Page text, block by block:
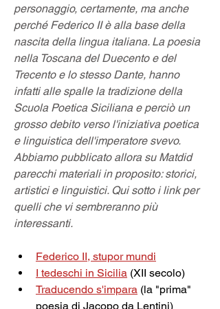
personaggio, certamente, ma anche
perché Federico II è alla base della
nascita della lingua italiana. La poesia
nella Toscana del Duecento e del
Trecento e lo stesso Dante, hanno
infatti alle spalle la tradizione della
Scuola Poetica Siciliana e perciò un
grosso debito verso l'iniziativa poetica
e linguistica dell'imperatore svevo.
Abbiamo pubblicato allora su Matdid
parecchi materiali in proposito: storici,
artistici e linguistici. Qui sotto i link per
quelli che vi sembreranno più
interessanti.
Federico II, stupor mundi
I tedeschi in Sicilia (XII secolo)
Traducendo s'impara (la "prima"
poesia di Jacopo da Lentini)